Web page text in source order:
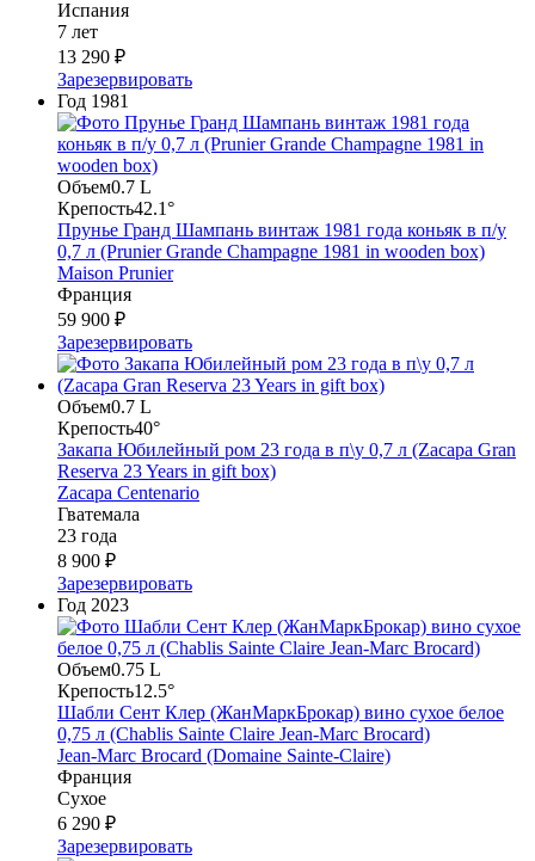
Испания
7 лет
13 290 ₽
Зарезервировать
Год 1981
Объем0.7 L
Крепость42.1°
Прунье Гранд Шампань винтаж 1981 года коньяк в п/у
0,7 л (Prunier Grande Champagne 1981 in wooden box)
Maison Prunier
Франция
59 900 ₽
Зарезервировать
Объем0.7 L
Крепость40°
Закапа Юбилейный ром 23 года в п\у 0,7 л (Zacapa Gran
Reserva 23 Years in gift box)
Zacapa Centenario
Гватемала
23 года
8 900 ₽
Зарезервировать
Год 2023
Объем0.75 L
Крепость12.5°
Шабли Сент Клер (ЖанМаркБрокар) вино сухое белое
0,75 л (Chablis Sainte Claire Jean-Marc Brocard)
Jean-Marc Brocard (Domaine Sainte-Claire)
Франция
Сухое
6 290 ₽
Зарезервировать